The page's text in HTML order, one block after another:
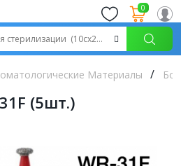
0
Материалы
(5шт.)